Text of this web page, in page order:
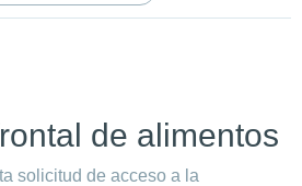
de alimentos
solicitud de acceso a la